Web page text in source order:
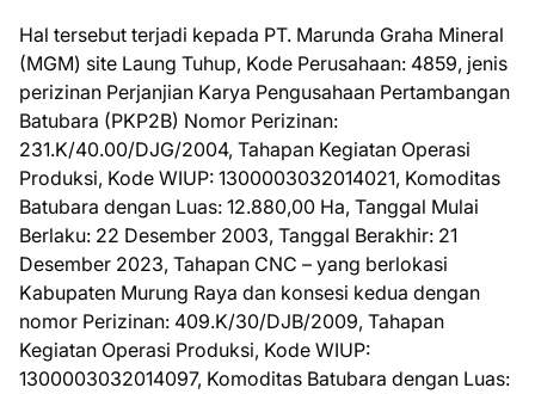
Hal tersebut terjadi kepada PT. Marunda Graha Mineral
(MGM) site Laung Tuhup, Kode Perusahaan: 4859, jenis
perizinan Perjanjian Karya Pengusahaan Pertambangan
Batubara (PKP2B) Nomor Perizinan:
231.K/40.00/DJG/2004, Tahapan Kegiatan Operasi
Produksi, Kode WIUP: 1300003032014021, Komoditas
Batubara dengan Luas: 12.880,00 Ha, Tanggal Mulai
Berlaku: 22 Desember 2003, Tanggal Berakhir: 21
Desember 2023, Tahapan CNC – yang berlokasi
Kabupaten Murung Raya dan konsesi kedua dengan
nomor Perizinan: 409.K/30/DJB/2009, Tahapan
Kegiatan Operasi Produksi, Kode WIUP:
1300003032014097, Komoditas Batubara dengan Luas: